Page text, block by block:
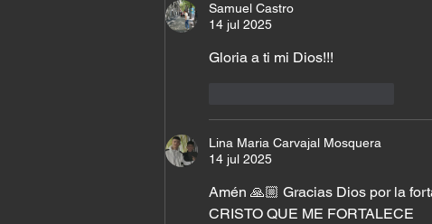
Samuel Castro
14 jul 2025
Gloria a ti mi Dios!!!
Lina Maria Carvajal Mosquera
14 jul 2025
Amén 🙏🏼 Gracias Dios por la
CRISTO QUE ME FORTALECE